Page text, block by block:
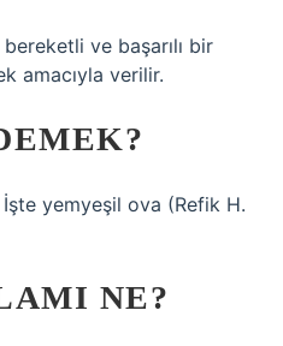
ve başarılı bir
amacıyla verilir.
yemyeşil ova (Refik H.
NE?